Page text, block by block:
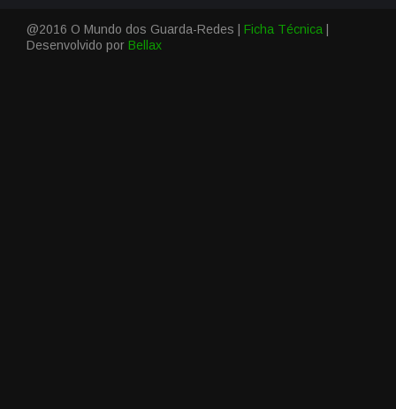
@2016 O Mundo dos Guarda-Redes | Ficha Técnica
Desenvolvido por Bellax